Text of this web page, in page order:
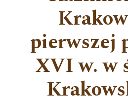
pierwszej
XVI w. w